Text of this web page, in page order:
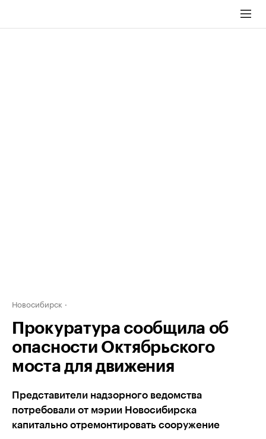
Новосибирск
Прокуратура сообщила об
опасности Октябрьского
моста для движения
Представители надзорного ведомства
потребовали от мэрии Новосибирска
капитально отремонтировать сооружение